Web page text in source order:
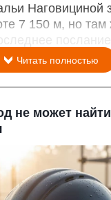
Наговициной
7 150 м, но там
послание.
Читать полностью
не может